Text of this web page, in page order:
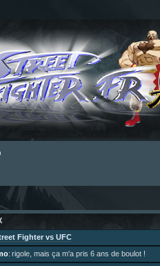
Fighter vs UFC
: rigole, mais ça m'a pris 6 ans de boulot !